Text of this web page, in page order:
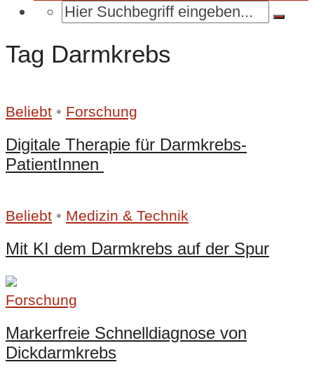
Tag Darmkrebs
Beliebt • Forschung
Digitale Therapie für Darmkrebs-
PatientInnen
Beliebt • Medizin & Technik
Mit KI dem Darmkrebs auf der Spur
Forschung
Markerfreie Schnelldiagnose von
Dickdarmkrebs